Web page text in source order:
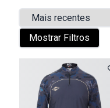
Mostrar Filtros